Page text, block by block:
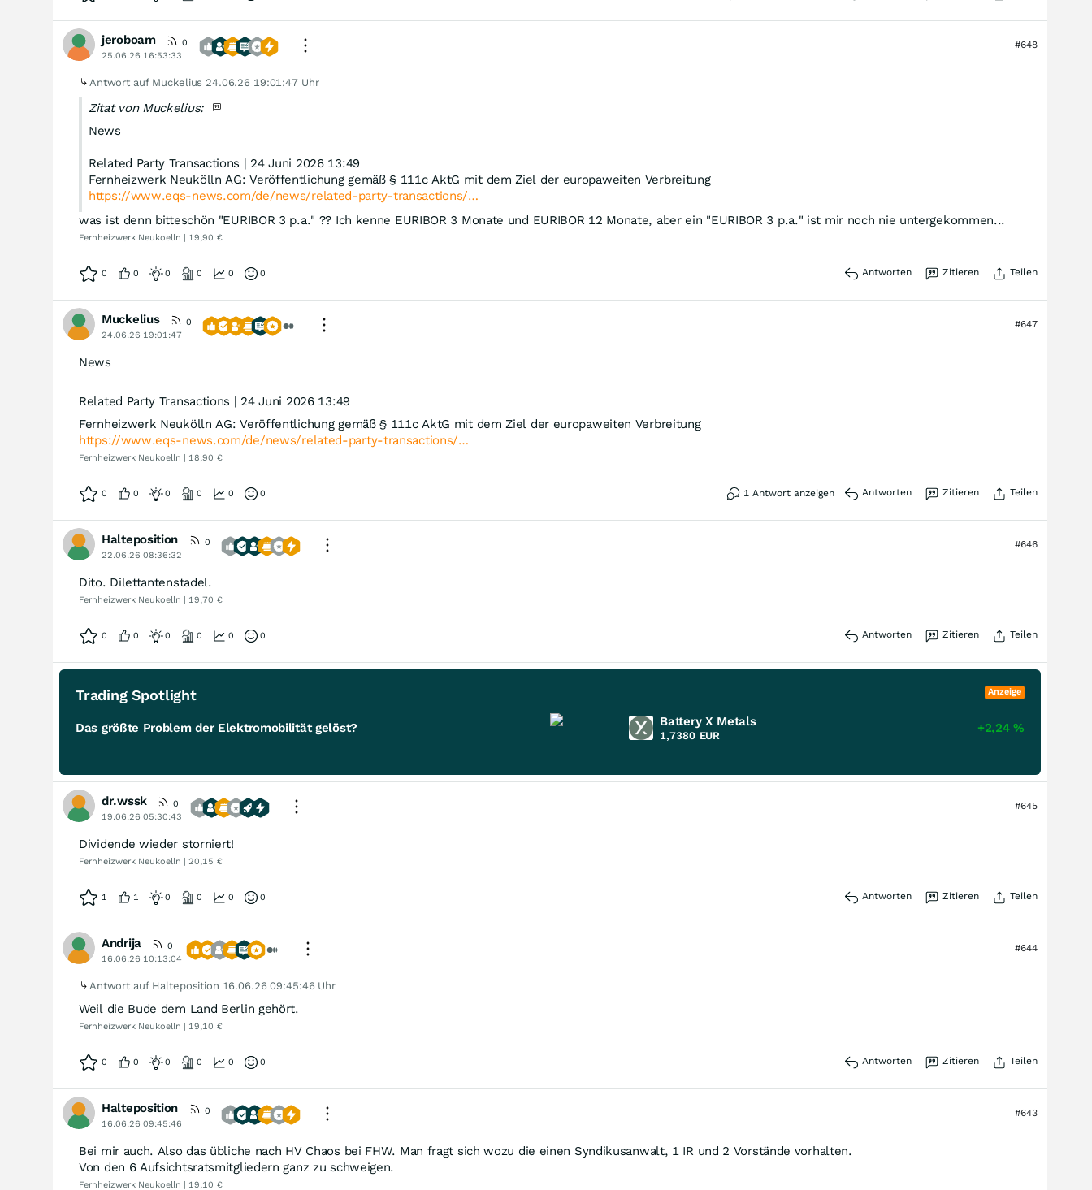
jeroboam
0
25.06.26 16:53:33
#648
Antwort auf Muckelius 24.06.26 19:01:47 Uhr
Zitat von Muckelius:
News
Related Party Transactions | 24 Juni 2026 13:49
Fernheizwerk Neukölln AG: Veröffentlichung gemäß § 111c AktG mit dem Ziel der europaweiten Verbreitung
https://www.eqs-news.com/de/news/related-party-transactions/…
was ist denn bitteschön "EURIBOR 3 p.a." ?? Ich kenne EURIBOR 3 Monate und EURIBOR 12 Monate, aber ein "EURIBOR 3 p.a." ist mir noch nie untergekommen...
Fernheizwerk Neukoelln | 19,90 €
0 0 0 0 0 0 Antworten Zitieren Teilen
Muckelius
0
24.06.26 19:01:47
#647
News
Related Party Transactions | 24 Juni 2026 13:49
Fernheizwerk Neukölln AG: Veröffentlichung gemäß § 111c AktG mit dem Ziel der europaweiten Verbreitung
https://www.eqs-news.com/de/news/related-party-transactions/…
Fernheizwerk Neukoelln | 18,90 €
0 0 0 0 0 0 1 Antwort anzeigen Antworten Zitieren Teilen
Halteposition
0
22.06.26 08:36:32
#646
Dito. Dilettantenstadel.
Fernheizwerk Neukoelln | 19,70 €
0 0 0 0 0 0 Antworten Zitieren Teilen
Trading Spotlight Anzeige
Das größte Problem der Elektromobilität gelöst? Battery X Metals
1,7380 EUR
+2,24%
dr.wssk
0
19.06.26 05:30:43
#645
Dividende wieder storniert!
Fernheizwerk Neukoelln | 20,15 €
1 1 0 0 0 0 Antworten Zitieren Teilen
Andrija
0
16.06.26 10:13:04
#644
Antwort auf Halteposition 16.06.26 09:45:46 Uhr
Weil die Bude dem Land Berlin gehört.
Fernheizwerk Neukoelln | 19,10 €
0 0 0 0 0 0 Antworten Zitieren Teilen
Halteposition
0
16.06.26 09:45:46
#643
Bei mir auch. Also das übliche nach HV Chaos bei FHW. Man fragt sich wozu die einen Syndikusanwalt, 1 IR und 2 Vorstände vorhalten.
Von den 6 Aufsichtsratsmitgliedern ganz zu schweigen.
Fernheizwerk Neukoelln | 19,10 €